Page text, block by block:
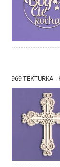
969 TEKTURKA -